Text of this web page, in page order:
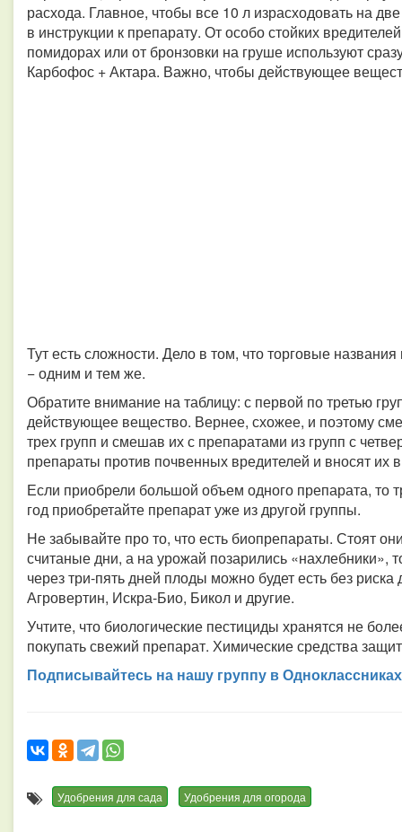
расхода. Главное, чтобы все 10 л израсходовать на
в инструкции к препарату. От особо стойких
помидорах или от бронзовки на груше используют
Карбофос + Актара. Важно, чтобы действующее
Тут есть сложности. Дело в том, что торговые
− одним и тем же.
Обратите внимание на таблицу: с первой по третью
действующее вещество. Вернее, схожее, и поэтому
трех групп и смешав их с препаратами из групп с
препараты против почвенных вредителей и вносят их
Если приобрели большой объем одного препарата, то
год приобретайте препарат уже из другой группы.
Не забывайте про то, что есть биопрепараты. Стоят
считаные дни, а на урожай позарились «нахлебники»,
через три-пять дней плоды можно будет есть без
Агровертин, Искра-Био, Бикол и другие.
Учтите, что биологические пестициды хранятся не
покупать свежий препарат. Химические средства
Подписывайтесь на нашу группу в Одноклассниках
Удобрения для сада Удобрения для огорода